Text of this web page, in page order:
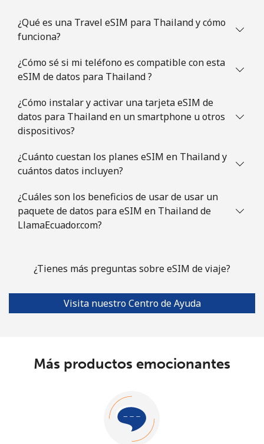
¿Qué es una Travel eSIM para Thailand y cómo
funciona?
¿Cómo sé si mi teléfono es compatible con esta
eSIM de datos para Thailand ?
¿Cómo instalar y activar una tarjeta eSIM de
datos para Thailand en un smartphone u otros
dispositivos?
¿Cuánto cuestan los planes eSIM en Thailand y
cuántos datos incluyen?
¿Cuáles son los beneficios de usar de usar un
paquete de datos para eSIM en Thailand de
LlamaEcuador.com?
¿Tienes más preguntas sobre eSIM de viaje?
Visita nuestro Centro de Ayuda
Más productos emocionantes